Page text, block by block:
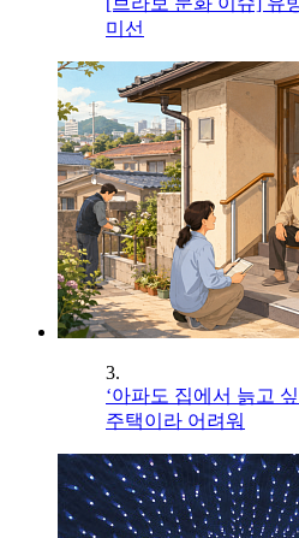
미선
3.
‘아파도 집에서 늙고
주택이라 어려워